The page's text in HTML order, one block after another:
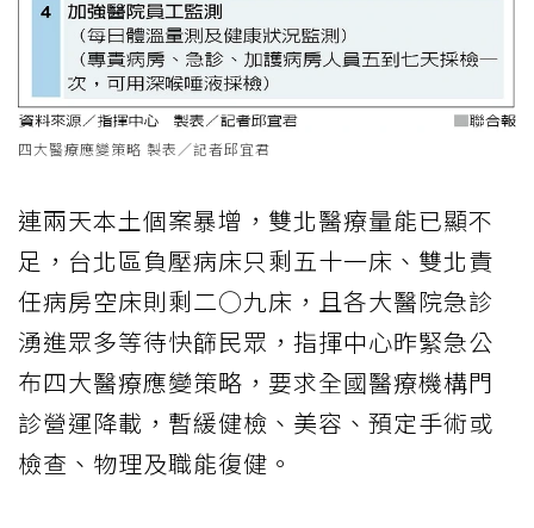
四大醫療應變策略 製表／記者邱宜君
連兩天本土個案暴增，雙北醫療量能已顯不
足，台北區負壓病床只剩五十一床、雙北責
任病房空床則剩二○九床，且各大醫院急診
湧進眾多等待快篩民眾，指揮中心昨緊急公
布四大醫療應變策略，要求全國醫療機構門
診營運降載，暫緩健檢、美容、預定手術或
檢查、物理及職能復健。